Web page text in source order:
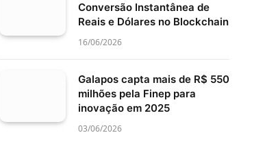
Conversão Instantânea de
Reais e Dólares no Blockchain
16/06/2026
Galapos capta mais de R$ 550
milhões pela Finep para
inovação em 2025
03/06/2026